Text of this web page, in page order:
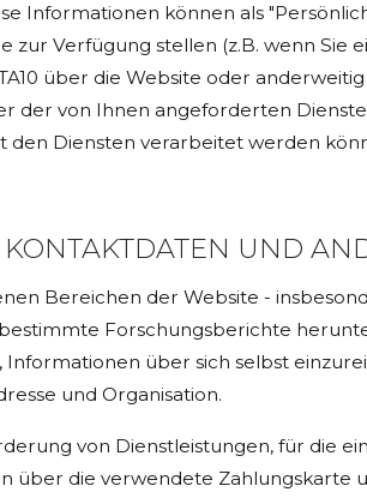
Informationen können als
zur Verfügung stellen (z.B. wenn
über die Website oder
der von Ihnen angeforderten
den Diensten verarbeitet werden
UND
Bereichen der Website -
Forschungsberichte
über sich selbst
und Organisation.
von Dienstleistungen, für die
über die verwendete Zahlungskarte